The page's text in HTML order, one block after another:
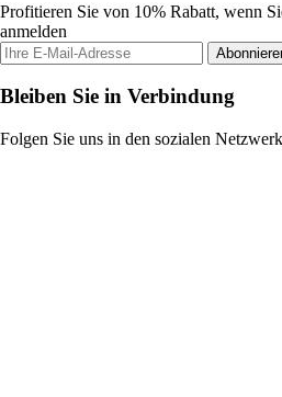
Profitieren Sie von 10% Rabatt, wenn
anmelden
Bleiben Sie in Verbindung
Folgen Sie uns in den sozialen